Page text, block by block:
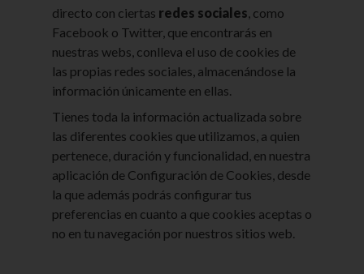
directo con ciertas redes sociales, como
Facebook o Twitter, que encontrarás en
nuestras webs, conlleva el uso de cookies de
las propias redes sociales, almacenándose la
información únicamente en ellas.
Tienes toda la información actualizada sobre
las diferentes cookies que utilizamos, a quien
pertenece, duración y funcionalidad, en nuestra
aplicación de Configuración de Cookies, desde
la que además podrás configurar tus
preferencias en cuanto a que cookies aceptas o
no en tu navegación por nuestros sitios web.